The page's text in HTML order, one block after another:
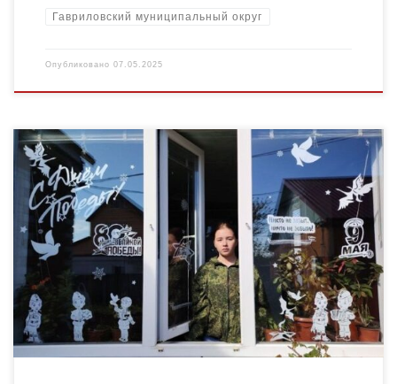
Гавриловский муниципальный округ
Опубликовано 07.05.2025
В преддверии 80-й годовщины Победы в Великой
Отечественной войне по всей стране проходят масштабные
мероприятия. Одним из них стала Всероссийская акция «Окна
Победы». Обучающиеся образовательных […]